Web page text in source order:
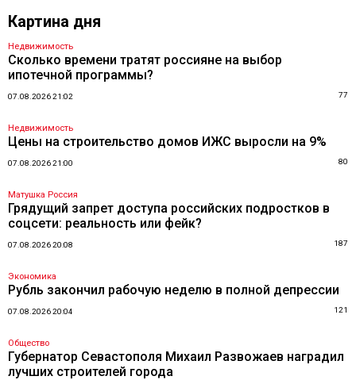
Картина дня
Недвижимость
Сколько времени тратят россияне на выбор
ипотечной программы?
07.08.2026 21:02 77
Недвижимость
Цены на строительство домов ИЖС выросли на 9%
07.08.2026 21:00 80
Матушка Россия
Грядущий запрет доступа российских подростков в
соцсети: реальность или фейк?
07.08.2026 20:08 187
Экономика
Рубль закончил рабочую неделю в полной депрессии
07.08.2026 20:04 121
Общество
Губернатор Севастополя Михаил Развожаев наградил
лучших строителей города